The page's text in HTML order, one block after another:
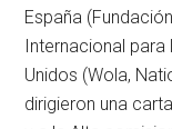
España
Internacional para
Unidos (Wola,
dirigieron una